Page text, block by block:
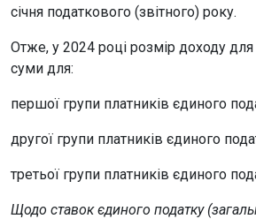
січня податкового (звітного) року.
Отже, у 2024 році розмір доходу
суми для:
першої групи платників єдиного
другої групи платників єдиного
третьої групи платників єдиного
Щодо ставок єдиного податку